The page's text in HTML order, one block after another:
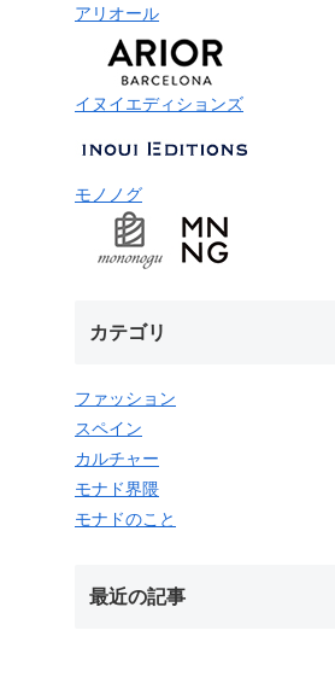
アリオール
イヌイエディションズ
モノノグ
カテゴリ
ファッション
スペイン
カルチャー
モナド界隈
モナドのこと
最近の記事